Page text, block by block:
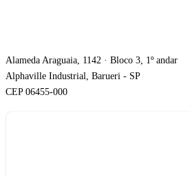
Alameda Araguaia, 1142 · Bloco 3, 1º andar
Alphaville Industrial, Barueri - SP
CEP 06455-000